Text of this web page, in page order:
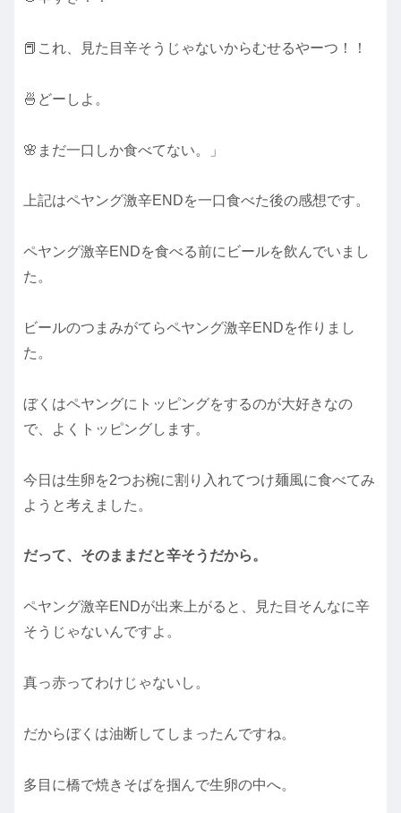
📕これ、見た目辛そうじゃないからむせるやーつ！！
🍜どーしよ。
🌸まだ一口しか食べてない。」
上記はペヤング激辛ENDを一口食べた後の感想です。
ペヤング激辛ENDを食べる前にビールを飲んでいまし
た。
ビールのつまみがてらペヤング激辛ENDを作りまし
た。
ぼくはペヤングにトッピングをするのが大好きなの
で、よくトッピングします。
今日は生卵を2つお椀に割り入れてつけ麺風に食べてみ
ようと考えました。
だって、そのままだと辛そうだから。
ペヤング激辛ENDが出来上がると、見た目そんなに辛
そうじゃないんですよ。
真っ赤ってわけじゃないし。
だからぼくは油断してしまったんですね。
多目に橋で焼きそばを掴んで生卵の中へ。